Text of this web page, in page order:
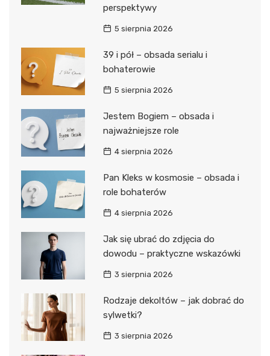
perspektywy
5 sierpnia 2026
39 i pół – obsada serialu i
bohaterowie
5 sierpnia 2026
Jestem Bogiem – obsada i
najważniejsze role
4 sierpnia 2026
Pan Kleks w kosmosie – obsada i
role bohaterów
4 sierpnia 2026
Jak się ubrać do zdjęcia do
dowodu – praktyczne wskazówki
3 sierpnia 2026
Rodzaje dekoltów – jak dobrać do
sylwetki?
3 sierpnia 2026